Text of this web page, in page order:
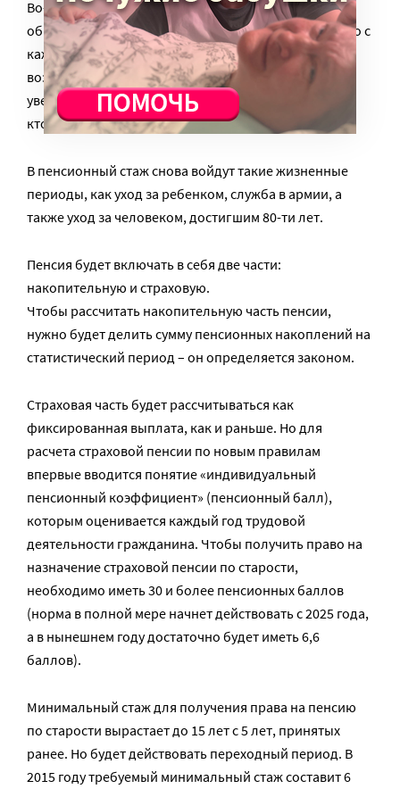
Во-вторых, возрастом, в котором гражданин
обратился за начислением пенсии. А если учесть, что с
каждым годом после наступления пенсионного
возраста индивидуальный коэффициент пенсии
увеличивается, более высокую пенсию получит тот,
кто позже обратится за ее начислением.
В пенсионный стаж снова войдут такие жизненные
периоды, как уход за ребенком, служба в армии, а
также уход за человеком, достигшим 80-ти лет.
Пенсия будет включать в себя две части:
накопительную и страховую.
Чтобы рассчитать накопительную часть пенсии,
нужно будет делить сумму пенсионных накоплений на
статистический период – он определяется законом.
Страховая часть будет рассчитываться как
фиксированная выплата, как и раньше. Но для
расчета страховой пенсии по новым правилам
впервые вводится понятие «индивидуальный
пенсионный коэффициент» (пенсионный балл),
которым оценивается каждый год трудовой
деятельности гражданина. Чтобы получить право на
назначение страховой пенсии по старости,
необходимо иметь 30 и более пенсионных баллов
(норма в полной мере начнет действовать с 2025 года,
а в нынешнем году достаточно будет иметь 6,6
баллов).
Минимальный стаж для получения права на пенсию
по старости вырастает до 15 лет с 5 лет, принятых
ранее. Но будет действовать переходный период. В
2015 году требуемый минимальный стаж составит 6